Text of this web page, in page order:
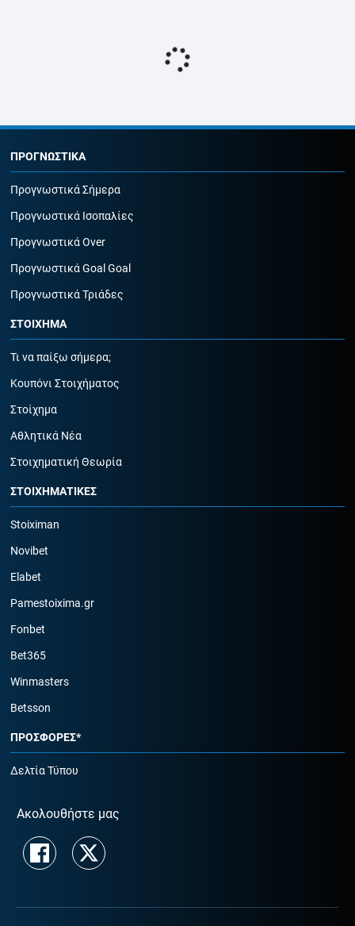
ΠΡΟΓΝΩΣΤΙΚΑ
Προγνωστικά Σήμερα
Προγνωστικά Ισοπαλίες
Προγνωστικά Over
Προγνωστικά Goal Goal
Προγνωστικά Τριάδες
ΣΤΟΙΧΗΜΑ
Τι να παίξω σήμερα;
Κουπόνι Στοιχήματος
Στοίχημα
Αθλητικά Νέα
Στοιχηματική Θεωρία
ΣΤΟΙΧΗΜΑΤΙΚΕΣ
Stoiximan
Novibet
Elabet
Pamestoixima.gr
Fonbet
Bet365
Winmasters
Betsson
ΠΡΟΣΦΟΡΕΣ*
Δελτία Τύπου
Ακολουθήστε μας